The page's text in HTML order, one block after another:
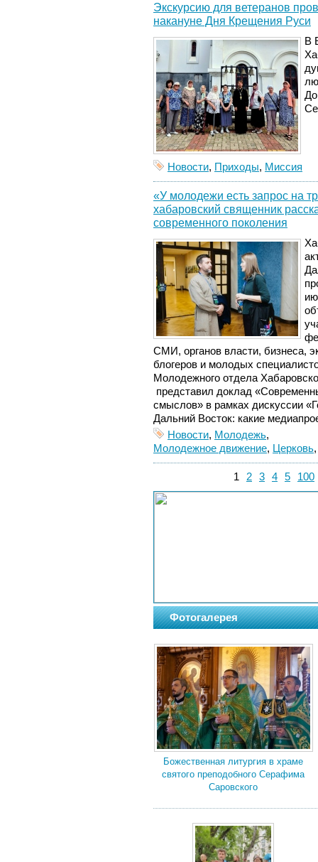
Экскурсию для ветеранов
накануне Дня Крещения Руси
В
Новости, Приходы, Миссия
«У молодежи есть запрос на
хабаровский священник
современного поколения
СМИ, органов власти, бизнеса,
блогеров и молодых
Молодежного отдела
представил доклад
смыслов» в рамках дискуссии
Дальний Восток: какие
Новости, Молодежь,
Молодежное движение, Церковь
1 2 3 4 5 100
Фотогалерея
Божественная литургия в храме
святого преподобного Серафима
Саровского